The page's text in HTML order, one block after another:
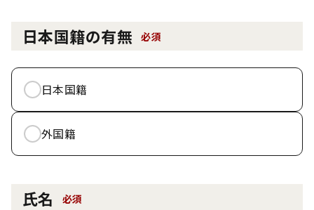
日本国籍の有無 必須
日本国籍
外国籍
氏名 必須